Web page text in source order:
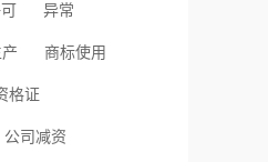
异常
商标使用
格证
公司减资